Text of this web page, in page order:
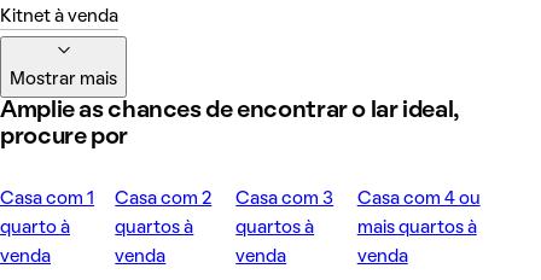
Kitnet à venda
Mostrar mais
Amplie as chances de encontrar o lar ideal,
procure por
Casa com 1
quarto à
venda
Casa com 2
quartos à
venda
Casa com 3
quartos à
venda
Casa com 4 ou
mais quartos à
venda